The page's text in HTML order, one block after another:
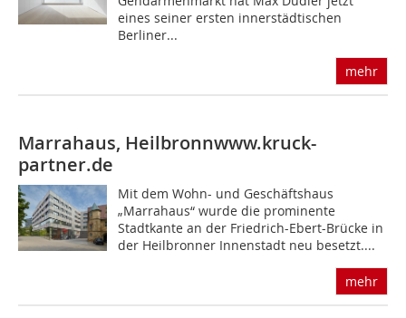
eines seiner ersten innerstädtischen
Berliner...
mehr
Marrahaus, Heilbronnwww.kruck-
partner.de
Mit dem Wohn- und Geschäftshaus
„Marrahaus“ wurde die prominente
Stadtkante an der Friedrich-Ebert-Brücke in
der Heilbronner Innenstadt neu besetzt....
mehr